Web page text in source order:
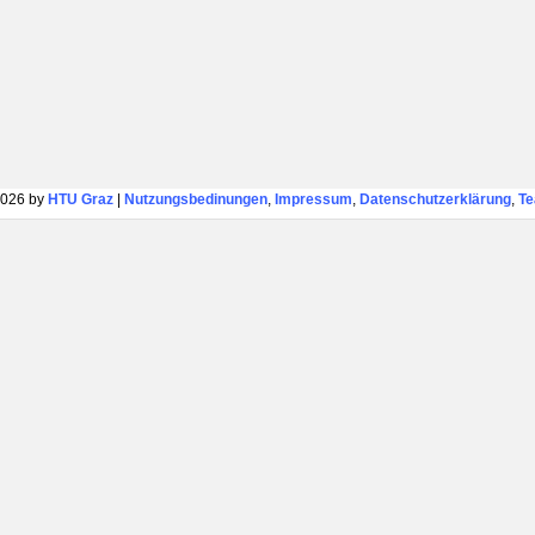
by HTU Graz| Nutzungsbedinungen, Impressum, Datenschutzerklärung,